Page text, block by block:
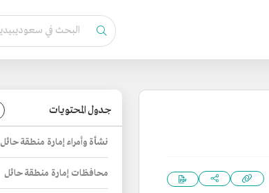
جدول المحتويات
نشأة وأمراء إمارة منطقة حائل
محافظات إمارة منطقة حائل